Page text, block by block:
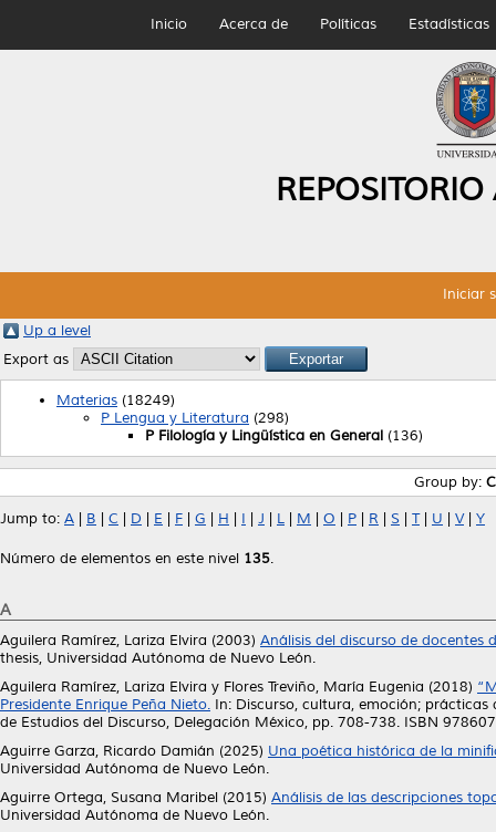
Inicio Acerca de Políticas Estadísticas
Iniciar
Up a level
Export as
Materias (18249)
P Lengua y Literatura (298)
P Filología y Lingüística en General (136)
Group by:
Jump to: A B C D E F G H I J L M O P R S T| U V| Y
Número de elementos en este nivel 135.
A
Aguilera Ramírez, Lariza Elvira (2003) Análisis del discurso de docentes
thesis, Universidad Autónoma de Nuevo León.
Aguilera Ramírez, Lariza Elvira y Flores Treviño, María Eugenia (2018)
Presidente Enrique Peña Nieto. In: Discurso, cultura, emoción;
de Estudios del Discurso, Delegación México, pp. 708-738. ISBN
Aguirre Garza, Ricardo Damián (2025) Una poética histórica de la
Universidad Autónoma de Nuevo León.
Aguirre Ortega, Susana Maribel (2015) Análisis de las descripciones
Universidad Autónoma de Nuevo León.